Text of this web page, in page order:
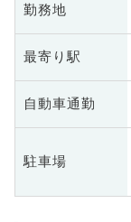
勤務地
最寄り駅
自動車通勤
駐車場